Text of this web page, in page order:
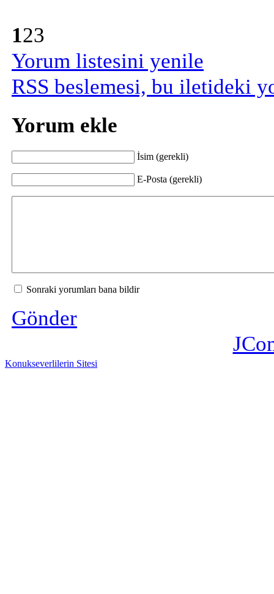
123
Yorum listesini yenile
RSS beslemesi, bu iletideki
Yorum ekle
İsim (gerekli)
E-Posta (gerekli)
Sonraki yorumları bana bildir
Gönder
Konukseverlilerin Sitesi